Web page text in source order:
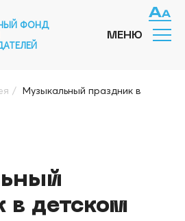
ФОНД
МЕНЮ
/ Музыкальный праздник в
в детском